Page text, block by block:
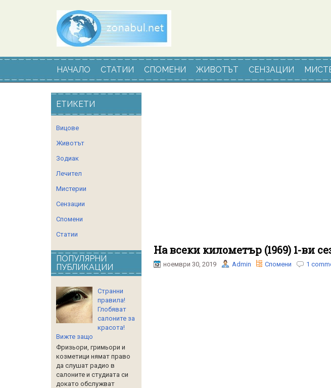
НАЧАЛО СТАТИИ СПОМЕНИ ЖИВОТЪТ СЕНЗАЦИИ
На всеки километър (1969) 1-ви
ноември 30, 2019 Admin Спомени 1
ЕТИКЕТИ
Вицове
Животът
Зодиак
Лечител
Мистерии
Сензации
Спомени
Статии
ПОПУЛЯРНИ
ПУБЛИКАЦИИ
Странни
правила!
Глобяват
салоните за
красота!
Вижте защо
Фризьори, гримьори и
козметици нямат право
да слушат радио в
салоните и студиата си
докато обслужват